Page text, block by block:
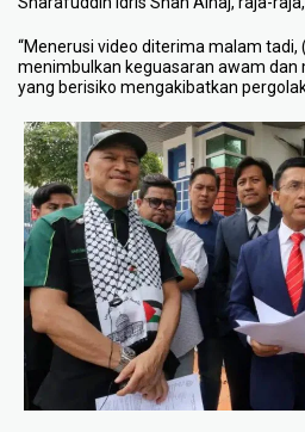
“Menerusi video diterima malam
menimbulkan keguasaran awam
yang berisiko mengakibatkan